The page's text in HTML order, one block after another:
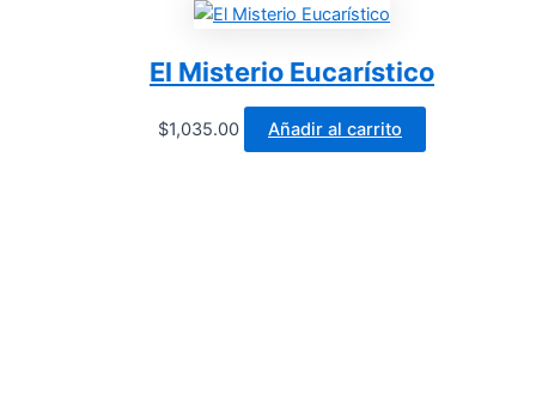
El Misterio Eucarístico
$1,035.00 Añadir al carrito